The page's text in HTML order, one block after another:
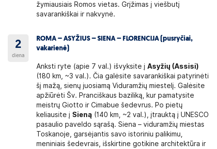
žymiausiais Romos vietas. Grįžimas į viešbutį
savarankiškai ir nakvynė.
2
diena
ROMA – ASYŽIUS – SIENA – FLORENCIJA (pusryčiai,
vakarienė)
Anksti ryte (apie 7 val.) išvyksite įAsyžių (Assisi)
(180 km, ~3 val.). Čia galėsite savarankiškai patyrinėti
šį mažą, sienų juosiamą Viduramžių miestelį. Galėsite
apžiūrėti Šv. Pranciškaus baziliką, kur pamatysite
meistrų Giotto ir Cimabue šedevrus. Po pietų
keliausite į Sieną (140 km, ~2 val.), įtrauktą į UNESCO
pasaulio paveldo sąrašą. Siena – viduramžių miestas
Toskanoje, garsėjantis savo istoriniu palikimu,
meniniais šedevrais, išskirtine gotikine architektūra ir